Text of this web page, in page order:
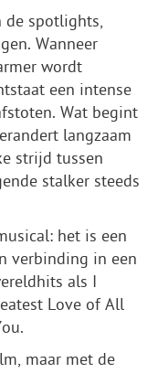
de spotlights,
Wanneer
wordt
een intense
Wat begint
langzaam
strijd tussen
stalker steeds
het is een
verbinding in een
als I
Love of All
maar met de